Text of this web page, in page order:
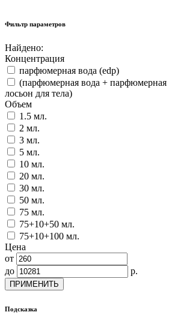
Фильтр параметров
Найдено:
Концентрация
парфюмерная вода (edp)
(парфюмерная вода +
лосьон для тела)
Объем
1.5 мл.
2 мл.
3 мл.
5 мл.
10 мл.
20 мл.
30 мл.
50 мл.
75 мл.
75+10+50 мл.
75+10+100 мл.
Цена
от
до
р.
ПРИМЕНИТЬ
Подсказка